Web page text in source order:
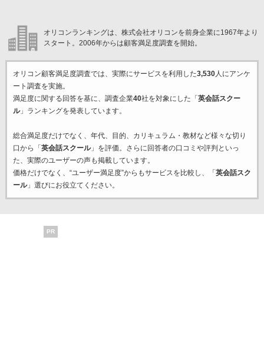
オリコンランキングは、株式会社オリコンを前身企業に1967年より
スタート。2006年からは顧客満足度調査を開始。
オリコン顧客満足度調査では、実際にサービスを利用した3,530人にアンケ
ート調査を実施。
満足度に関する回答を基に、調査企業40社を対象にした「 英会話スクー
ル」ランキングを発表しています。
総合満足度だけでなく、年代、目的、カリキュラム・教材など様々な切り
口から「 英会話スクール」を評価。さらに回答者の口コミや評判といっ
た、実際のユーザーの声も掲載しています。
価格だけでなく、“ユーザー満足度”からもサービスを比較し、「 英会話スク
ール」選びにお役立てください。
PR